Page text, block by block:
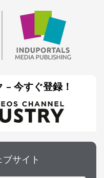
– 今すぐ登録！
サイト